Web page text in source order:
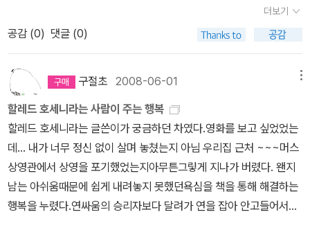
어떤 실수들은 시간이 지나도 오래도록 가슴에 맺히는게 있다라는
걸.....그래도 바바나 아미르는 그 실수들을 만회할 기회를 얻었다는게
참 부럽다라힘 아버지의 친구지만 아버지보다 아미르를 더 챙겨주고
사랑해주며 재능을 발견해 준사람..그러나 라힘은 아버지의 가장 큰
비밀을 숨겨준다.또한 안전한 곳에서 잘 살고 있는 하산의 가족을 카
불로 불러 들이면서 죽음을 맞게 하는 결정적인 역활을 한다. 아미르
를 통해 하산의 아들 소랍을 구해오는것으로 마음의 짐을 내려 놓게
된다.'왜요? 제게 무슨 말을 할 수 있어요? 서른 여덟살을 먹고 난 이
제야 비로서 내 삶이 모두 빌어먹을 엄청난 거짓말이었다는 것을 알
았는데요. 무슨말로 이 상황을 더 나아지게 할 수 있어요? 아무것도
없어요. 하나도 없다고요.' P334소랍을 구하러 가는 동안 진정한 애
도 다 이런 식인 건 아니다.) 재미나고, '좋다'는 입소문 일색인 이 책
이 드디어, 마침내 궁금해져서 사고 싶어졌다.그러니깐 이것은 나의
서'라고 하고 있는데, 연예인과 같은 셀러브러티들이나 지식인들이'인
플루언서'로 대중들에게 넓고 얕게 영향을 끼친다면, 이들 마이크로
인플루언서들은 '작은 커뮤너티 안에서 정보 발신의 축이 되는 블로
거나 마니아' 라고 말하고 있다.이 이야기는 '음식'으로 시작된다.유명
한 레스토랑 가이드인 '미슐랭'과 일본 현지의음식관련 소셜 미디어
인'다베로그'에서 도쿄의 레스토랑에 점수를 매겼는데, 그 차이가 꽤
컸다. 다베로그의 운영 담당자가 말하길 '다베로그에서는 자신과 취
향이 비슷한, 그래서 내 맘에 드는 리뷰어를 발견할 수도 있습니다. 나
더보기
공감 (0) 댓글 (0)
구절초 2008-06-01
할레드 호세니라는 사람이 주는 행복
할레드 호세니라는 글쓴이가 궁금하던 차였다.영화를 보고 싶었었는
데... 내가 너무 정신 없이 살며 놓쳤는지 아님 우리집 근처 ~~~머스
상영관에서 상영을 포기했었는지아무튼그맇게 지나가 버렸다. 왠지
남는 아쉬움때문에 쉽게 내려놓지 못했던욕심을 책을 통해 해결하는
행복을 누렸다.연싸움의 승리자보다 달려가 연을 잡아 안고들어서는